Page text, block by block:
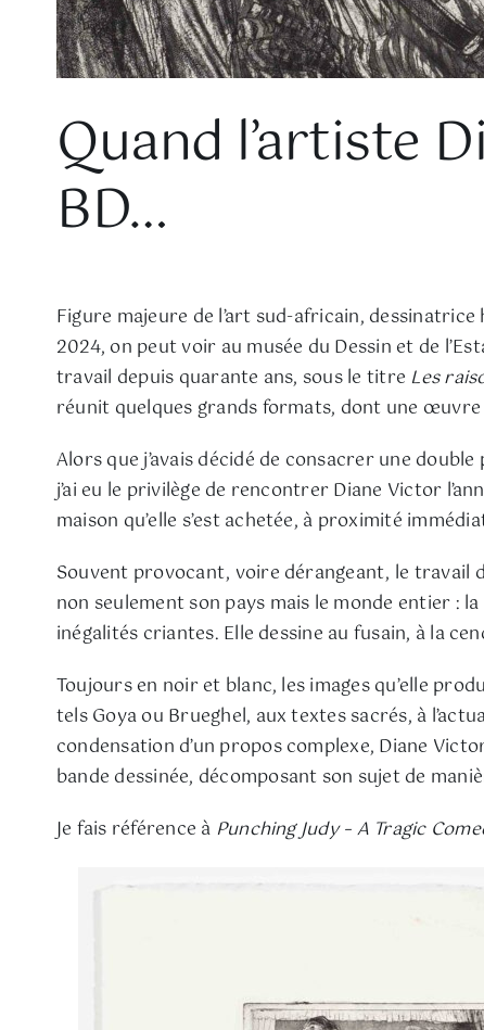
Quand l’artiste
BD…
Figure majeure de l’art sud-africain,
2024, on peut voir au musée du Dessin et de
travail depuis quarante ans, sous le titre Les
réunit quelques grands formats, dont une
Alors que j’avais décidé de consacrer une
j’ai eu le privilège de rencontrer Diane Victor
maison qu’elle s’est achetée, à proximité
Souvent provocant, voire dérangeant, le travail
non seulement son pays mais le monde entier :
inégalités criantes. Elle dessine au fusain, à la
Toujours en noir et blanc, les images qu’elle
tels Goya ou Brueghel, aux textes sacrés, à
condensation d’un propos complexe, Diane
bande dessinée, décomposant son sujet de
Je fais référence à Punching Judy – A Tragic